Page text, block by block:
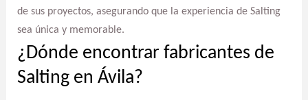
de sus proyectos, asegurando que la experiencia de Salting
sea única y memorable.
¿Dónde encontrar fabricantes de
Salting en Ávila?